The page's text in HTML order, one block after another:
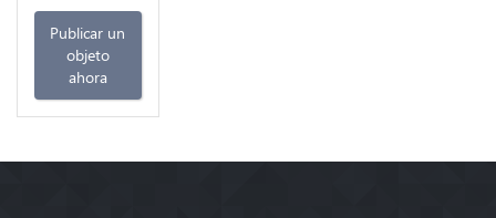
Publicar un
objeto
ahora